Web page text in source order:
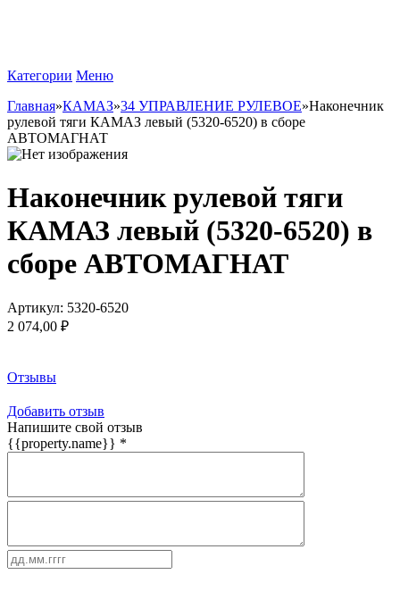
Категории Меню
Главная»КАМАЗ»34 УПРАВЛЕНИЕ РУЛЕВОЕ»Наконечник
рулевой тяги КАМАЗ левый (5320-6520) в сборе
АВТОМАГНАТ
Наконечник рулевой тяги
КАМАЗ левый (5320-6520) в
сборе АВТОМАГНАТ
Артикул: 5320-6520
2 074,00 ₽
Отзывы
Добавить отзыв
Напишите свой отзыв
{{property.name}} *